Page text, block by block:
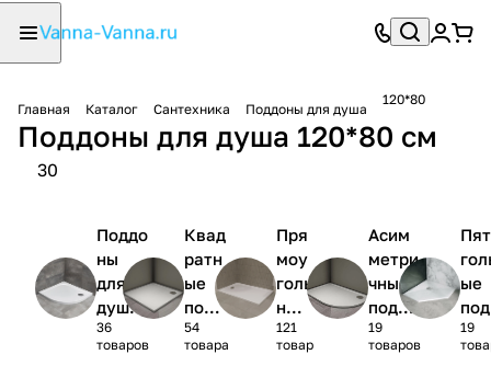
Главная Каталог Сантехника Поддоны для душа
120*80
Поддоны для душа 120*80 см
30
Поддо
ны
для
душа
1/4
круга
36
товаров
Квад
ратн
ые
подд
оны
для
54
товара
Пря
моу
голь
ные
под
дон
121
товар
Асим
метри
чные
поддо
ны
для
19
товаров
ые
ны
для
19